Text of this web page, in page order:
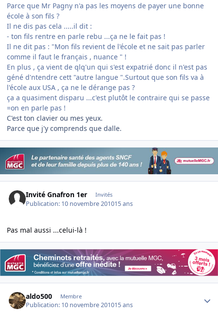
Parce que Mr Pagny n'a pas les moyens de payer une bonne
école à son fils ?
Il ne dis pas cela .....il dit :
- ton fils rentre en parle rebu ...ça ne le fait pas !
Il ne dit pas : "Mon fils revient de l'école et ne sait pas parler
comme il faut le français , nuance " !
En plus , ça vient de qlq'un qui s'est expatrié donc il n'est pas
géné d'ntendre cett "autre langue ".Surtout que son fils va à
l'école aux USA , ça ne le dérange pas ?
ça a quasiment disparu ...c'est plutôt le contraire qui se passe
=on en parle pas !
C'est ton clavier ou mes yeux.
Parce que j'y comprends que dalle.
Invité Gnafron 1er Invités
Publication: 10 novembre 201015 ans
Pas mal aussi ...celui-là !
aldo500 Membre
Publication: 10 novembre 201015 ans